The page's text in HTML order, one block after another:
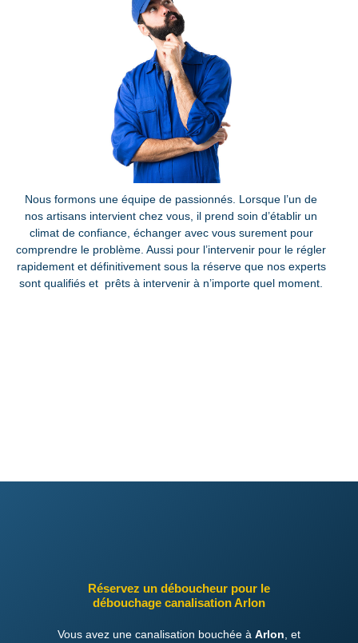
Nous formons une équipe de passionnés. Lorsque l’un de
nos artisans intervient chez vous, il prend soin d’établir un
climat de confiance, échanger avec vous surement pour
comprendre le problème. Aussi pour l’intervenir pour le régler
rapidement et définitivement sous la réserve que nos experts
sont qualifiés et prêts à intervenir à n’importe quel moment.
Réservez un déboucheur pour le
débouchage canalisation Arlon
Vous avez une canalisation bouchée à Arlon , et